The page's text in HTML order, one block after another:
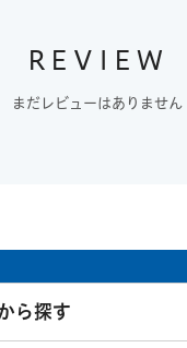
REVIEW
まだレビューはありません
ら探す